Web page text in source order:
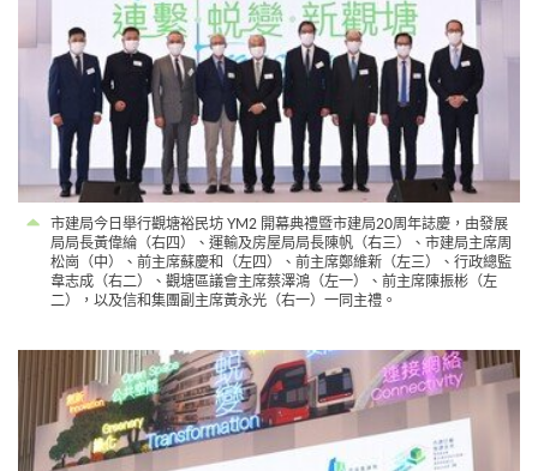
市建局今日舉行觀塘裕民坊 YM2 開幕典禮暨市建局20周年誌慶，由發展
局局長黃偉綸（右四）、運輸及房屋局局長陳帆（右三）、市建局主席周
松崗（中）、前主席蘇慶和（左四）、前主席鄭維新（左三）、行政總監
韋志成（右二）、觀塘區議會主席蔡澤鴻（左一）、前主席陳振彬（左
二），以及信和集團副主席黃永光（右一）一同主禮。